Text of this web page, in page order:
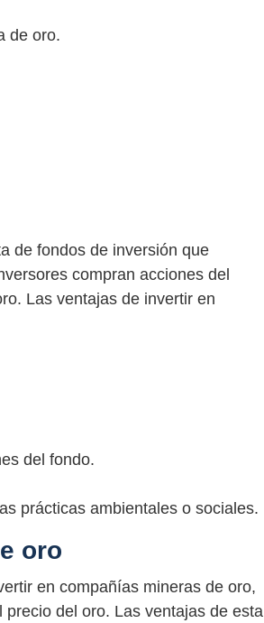
de oro.
de fondos de inversión que
compran acciones del
Las ventajas de invertir en
del fondo.
prácticas ambientales o sociales.
oro
en compañías mineras de oro,
del oro. Las ventajas de esta